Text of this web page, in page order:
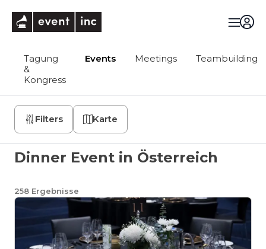
Tagung
&
Kongress
Events Meetings Teambuilding
Filters Karte
Dinner Event in Österreich
258 Ergebnisse